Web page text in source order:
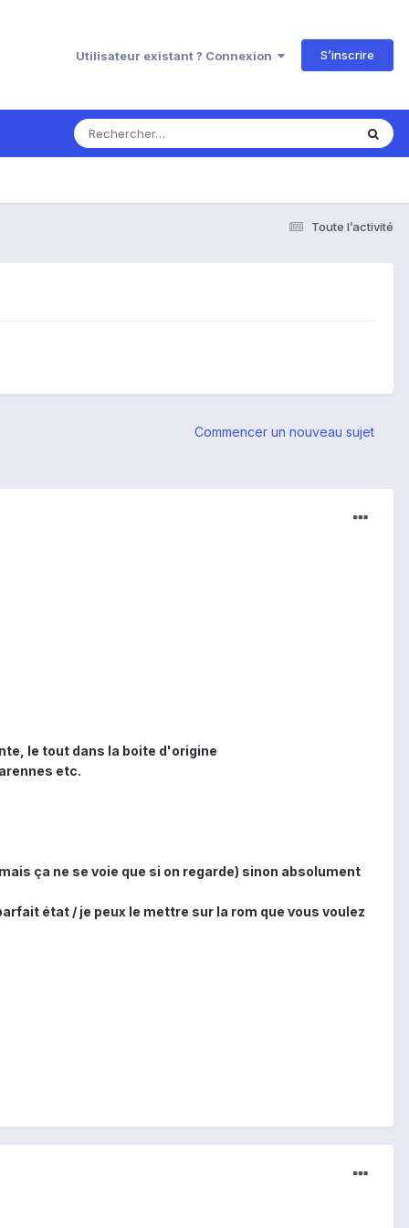
Utilisateur existant ? Connexion S’inscrire
Toute l’activité
Commencer un nouveau sujet
le tout dans la boite d'origine
etc.
ça ne se voie que si on regarde) sinon absolument
état / je peux le mettre sur la rom que vous voulez